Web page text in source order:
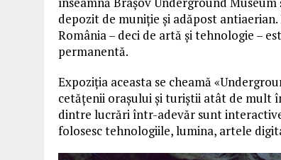
depozit de muniție și adăpost
România – deci de artă și tehnologie –
permanentă.
Expoziția aceasta se cheamă
cetățenii orașului și turiștii atât de mult
dintre lucrări într-adevăr sunt
folosesc tehnologiile, lumina, artele